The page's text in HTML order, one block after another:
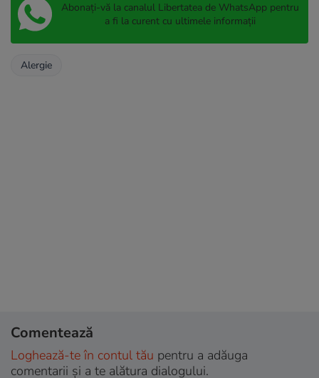
Abonați-vă la canalul Libertatea de WhatsApp pentru
a fi la curent cu ultimele informații
Alergie
Comentează
Loghează-te în contul tău pentru a adăuga
comentarii și a te alătura dialogului.